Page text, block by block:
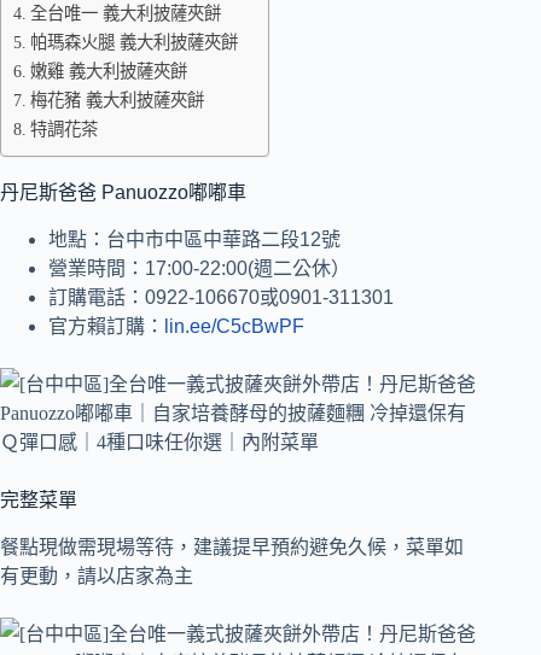
全台唯一 義大利披薩夾餅
帕瑪森火腿 義大利披薩夾餅
嫩雞 義大利披薩夾餅
梅花豬 義大利披薩夾餅
特調花茶
丹尼斯爸爸 Panuozzo嘟嘟車
地點：台中市中區中華路二段12號
營業時間：17:00-22:00(週二公休）
訂購電話：0922-106670或0901-311301
官方賴訂購：
lin.ee/C5cBwPF
完整菜單
餐點現做需現場等待，建議提早預約避免久候，菜單如
有更動，請以店家為主